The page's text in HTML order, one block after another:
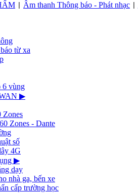
Âm thanh Thông báo - Phát nhạc
từ xa
6 vùng
▶
Zones
Zones - Dante
số
4G
▶
dạy
nhà ga, bến xe
cấp trường học